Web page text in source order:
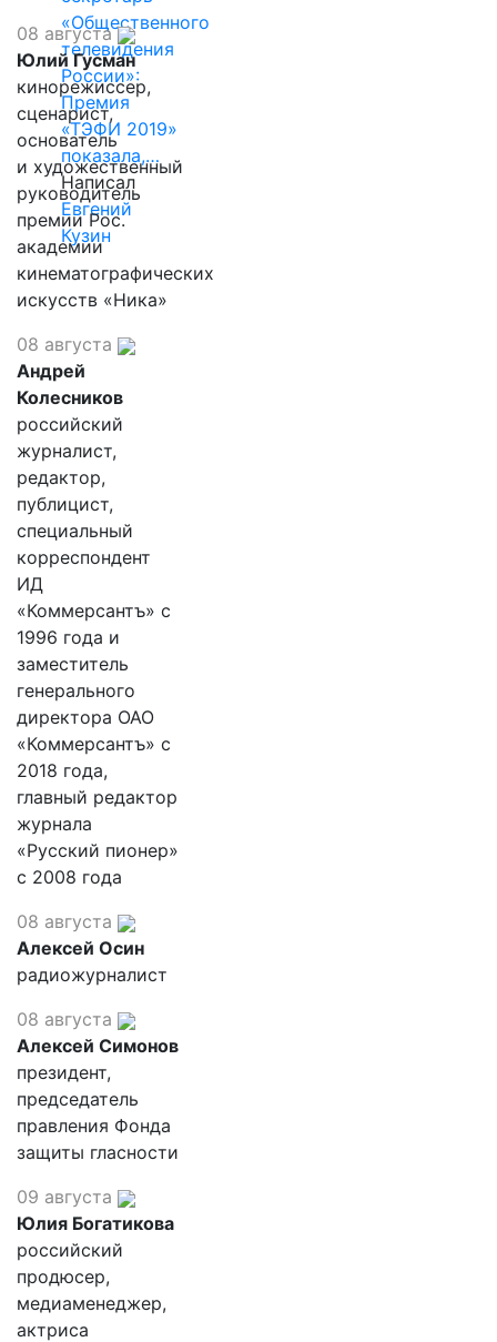
«Общественного
телевидения
России»:
Премия
«ТЭФИ 2019»
показала,…
Написал
Евгений
Кузин
08 августа
Юлий Гусман
кинорежиссер,
сценарист,
основатель
и художественный
руководитель
премии Рос.
академии
кинематографических
искусств «Ника»
08 августа
Андрей
Колесников
российский
журналист,
редактор,
публицист,
специальный
корреспондент
ИД
«Коммерсантъ» с
1996 года и
заместитель
генерального
директора ОАО
«Коммерсантъ» с
2018 года,
главный редактор
журнала
«Русский пионер»
с 2008 года
08 августа
Алексей Осин
радиожурналист
08 августа
Алексей Симонов
президент,
председатель
правления Фонда
защиты гласности
09 августа
Юлия Богатикова
российский
продюсер,
медиаменеджер,
актриса